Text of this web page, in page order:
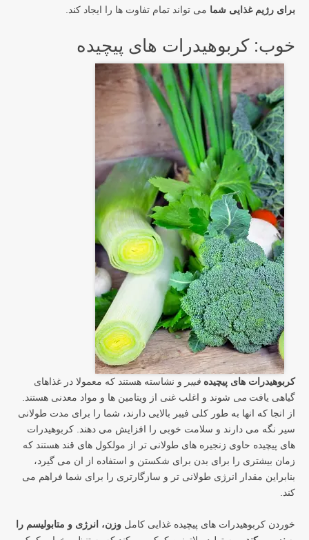
برای رژیم غذایی شما می تواند تمام تفاوت ها را ایجاد کند.
خوب: کربوهیدرات های پیچیده
کربوهیدرات های پیچیده فیبر و نشاسته هستند که معمولا در غذاهای
گیاهی یافت می شوند و اغلب غنی از ویتامین ها و مواد معدنی هستند.
از انجا که انها به طور کلی فیبر بالایی دارند، شما را برای مدت طولانی
سیر نگه می دارند و سلامت خوبی را افزایش می دهند. کربوهیدرات
های پیچیده حاوی زنجیره های طولانی تر از مولکول های قند هستند که
زمان بیشتری را برای بدن برای شکستن و استفاده از ان می گیرد،
بنابراین مقدار انرژی طولانی تر و سازگارتری را برای شما فراهم می
کند.
خوردن کربوهیدرات های پیچیده غذایی کامل وزن، انرژی و متابولیسم را